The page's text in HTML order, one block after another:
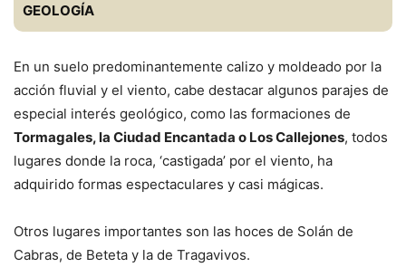
GEOLOGÍA
En un suelo predominantemente calizo y moldeado por la
acción fluvial y el viento, cabe destacar algunos parajes de
especial interés geológico, como las formaciones de
Tormagales, la Ciudad Encantada o Los Callejones, todos
lugares donde la roca, ‘castigada’ por el viento, ha
adquirido formas espectaculares y casi mágicas.
Otros lugares importantes son las hoces de Solán de
Cabras, de Beteta y la de Tragavivos.